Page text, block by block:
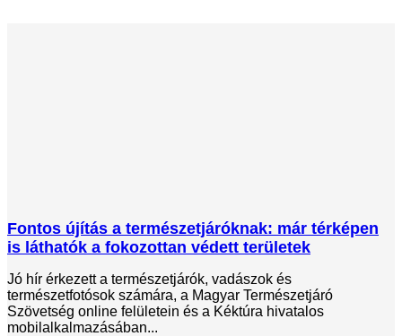
Fontos újítás a természetjáróknak: már térképen
is láthatók a fokozottan védett területek
Jó hír érkezett a természetjárók, vadászok és
természetfotósok számára, a Magyar Természetjáró
Szövetség online felületein és a Kéktúra hivatalos
mobilalkalmazásában...